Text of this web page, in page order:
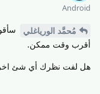
Android
مُحمَّد الورياغلي
أقرب وقت ممكن.
هل لفت نظرك أي شئ اخر